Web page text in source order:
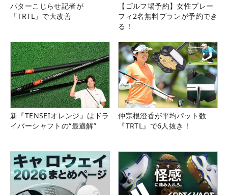
パターこじらせ記者が
「TRTL」で大改善
【ゴルフ場予約】女性プレー
フィ2名無料プランが予約でき
る！
新『TENSEIオレンジ』はドラ
イバーシャフトの“最適解”
仲宗根澄香が平均パット数
『TRTL』で6人抜き！